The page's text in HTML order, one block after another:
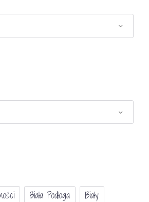
Biała Podłoga
Biały